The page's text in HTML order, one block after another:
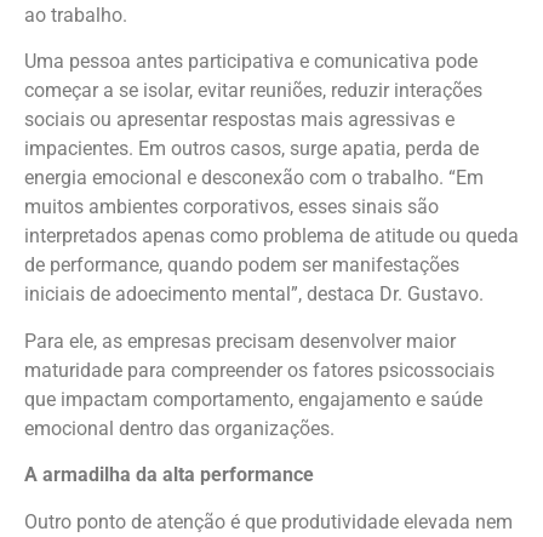
ao trabalho.
Uma pessoa antes participativa e comunicativa pode
começar a se isolar, evitar reuniões, reduzir interações
sociais ou apresentar respostas mais agressivas e
impacientes. Em outros casos, surge apatia, perda de
energia emocional e desconexão com o trabalho. “Em
muitos ambientes corporativos, esses sinais são
interpretados apenas como problema de atitude ou queda
de performance, quando podem ser manifestações
iniciais de adoecimento mental”, destaca Dr. Gustavo.
Para ele, as empresas precisam desenvolver maior
maturidade para compreender os fatores psicossociais
que impactam comportamento, engajamento e saúde
emocional dentro das organizações.
A armadilha da alta performance
Outro ponto de atenção é que produtividade elevada nem